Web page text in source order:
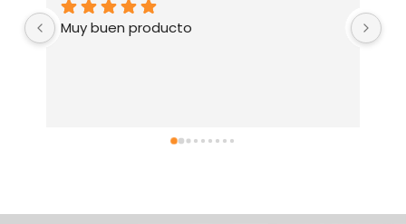
Muy buen producto